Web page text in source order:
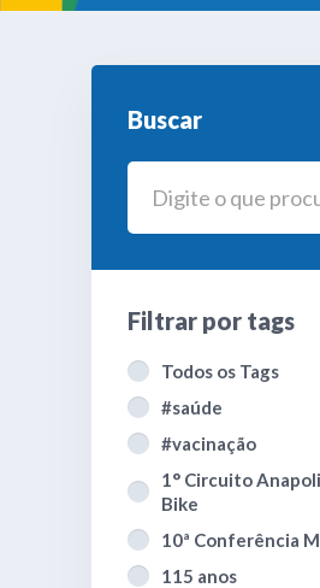
Buscar
Filtrar por tags
Todos os Tags
#saúde
#vacinação
1° Circuito
Bike
10ª Conferência
115 anos